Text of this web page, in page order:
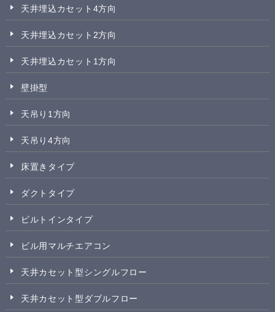
天井埋込カセット4方向
天井埋込カセット2方向
天井埋込カセット1方向
壁掛型
天吊り1方向
天吊り4方向
床置きタイプ
ダクトタイプ
ビルトインタイプ
ビル用マルチエアコン
天井カセット型シングルフロー
天井カセット型ダブルフロー